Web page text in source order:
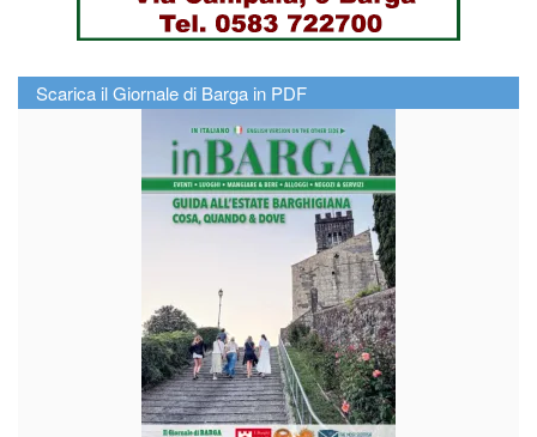
Scarica il Giornale di Barga in PDF